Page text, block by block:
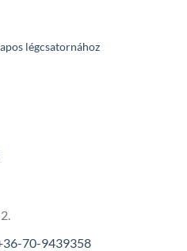
légcsatornához
70-9439358